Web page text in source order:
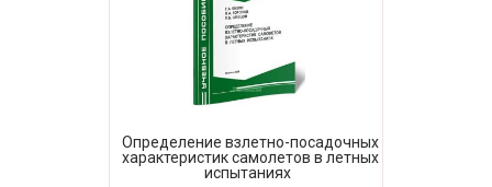
Определение взлетно-посадочных
характеристик самолетов в летных
испытаниях